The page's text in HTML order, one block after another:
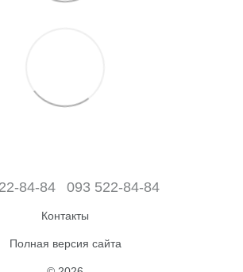
84-84 093 522-84-84
Контакты
Полная версия сайта